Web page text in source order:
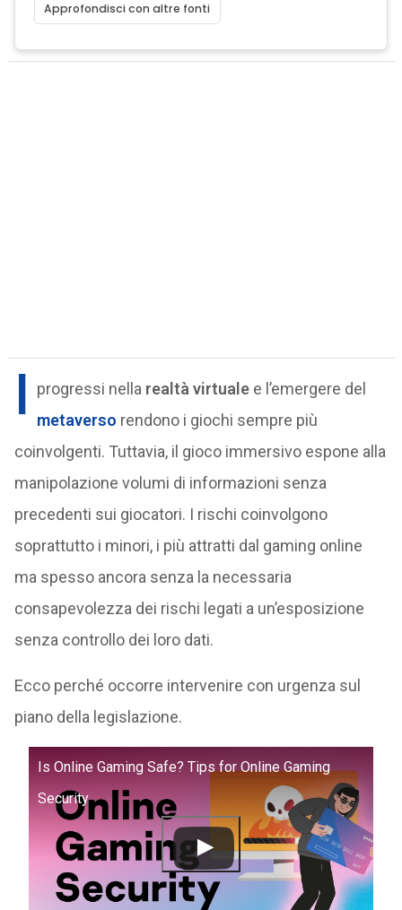
Approfondisci con altre fonti
I progressi nella realtà virtualee l’emergere del
metaverso rendono i giochi sempre più
coinvolgenti. Tuttavia, il gioco immersivo espone alla
manipolazione volumi di informazioni senza
precedenti sui giocatori. I rischi coinvolgono
soprattutto i minori, i più attratti dal gaming online
ma spesso ancora senza la necessaria
consapevolezza dei rischi legati a un’esposizione
senza controllo dei loro dati.
Ecco perché occorre intervenire con urgenza sul
piano della legislazione.
Is Online Gaming Safe? Tips for Online Gaming
Security